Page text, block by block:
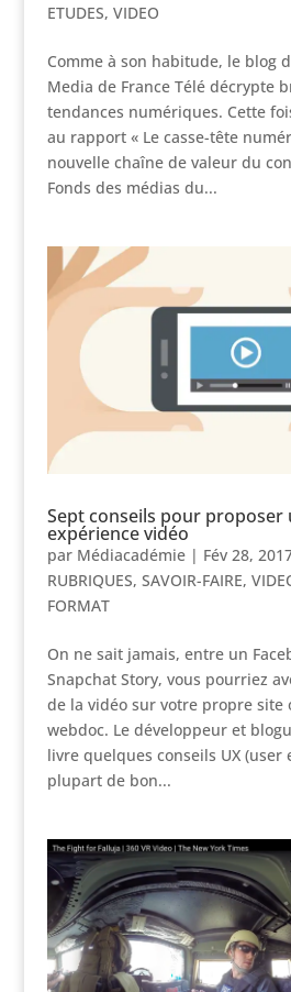
ETUDES, VIDEO
Comme à son habitude, le blog
Media de France Télé décrypte
tendances numériques. Cette
au rapport « Le casse-tête
nouvelle chaîne de valeur du
Fonds des médias du...
Sept conseils pour proposer
expérience vidéo
par Médiacadémie| Fév 28,
RUBRIQUES, SAVOIR-FAIRE,
FORMAT
On ne sait jamais, entre un
Snapchat Story, vous pourriez
de la vidéo sur votre propre site
webdoc. Le développeur et
livre quelques conseils UX (user
plupart de bon...